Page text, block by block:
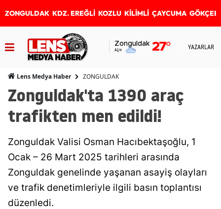
ZONGULDAK KDZ. EREĞLİ KOZLU KİLİMLİ ÇAYCUMA
Zonguldak
Açık 27° YAZARLAR
Lens Medya Haber ZONGULDAK
Zonguldak'ta 1390 araç
trafikten men edildi!
Zonguldak Valisi Osman Hacıbektaşoğlu, 1
Ocak – 26 Mart 2025 tarihleri arasında
Zonguldak genelinde yaşanan asayiş olayları
ve trafik denetimleriyle ilgili basın toplantısı
düzenledi.